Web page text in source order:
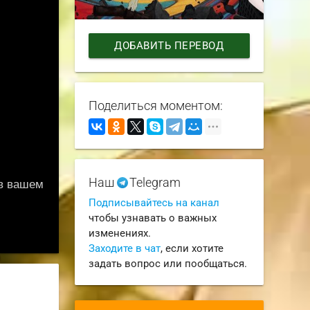
ДОБАВИТЬ ПЕРЕВОД
Поделиться моментом:
Наш Telegram
Подписывайтесь на канал
чтобы узнавать о важных
изменениях.
Заходите в чат, если хотите
задать вопрос или пообщаться.